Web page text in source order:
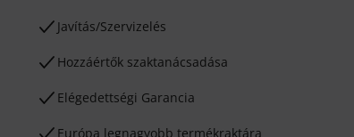
Javítás/Szervizelés
Hozzáértők szaktanácsadása
Elégedettségi Garancia
Európa legnagyobb termékraktára